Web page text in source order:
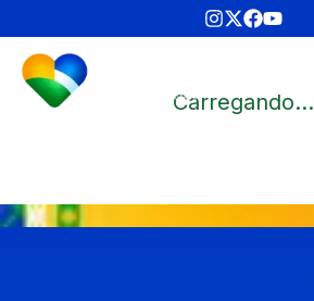
Carregando...